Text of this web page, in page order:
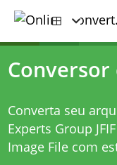
Conversor
Converta seu
Experts Group
Image File com